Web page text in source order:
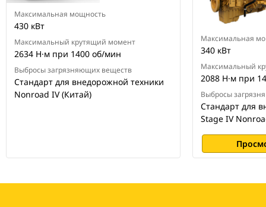
Максимальная мощность
430 кВт
Максимальный крутящий момент
2634 Н·м при 1400 об/мин
Выбросы загрязняющих веществ
Стандарт для внедорожной техники
Nonroad IV (Китай)
Максимальная
340 кВт
Максимальный
2088 Н·м при
Выбросы
Стандарт для
Stage IV